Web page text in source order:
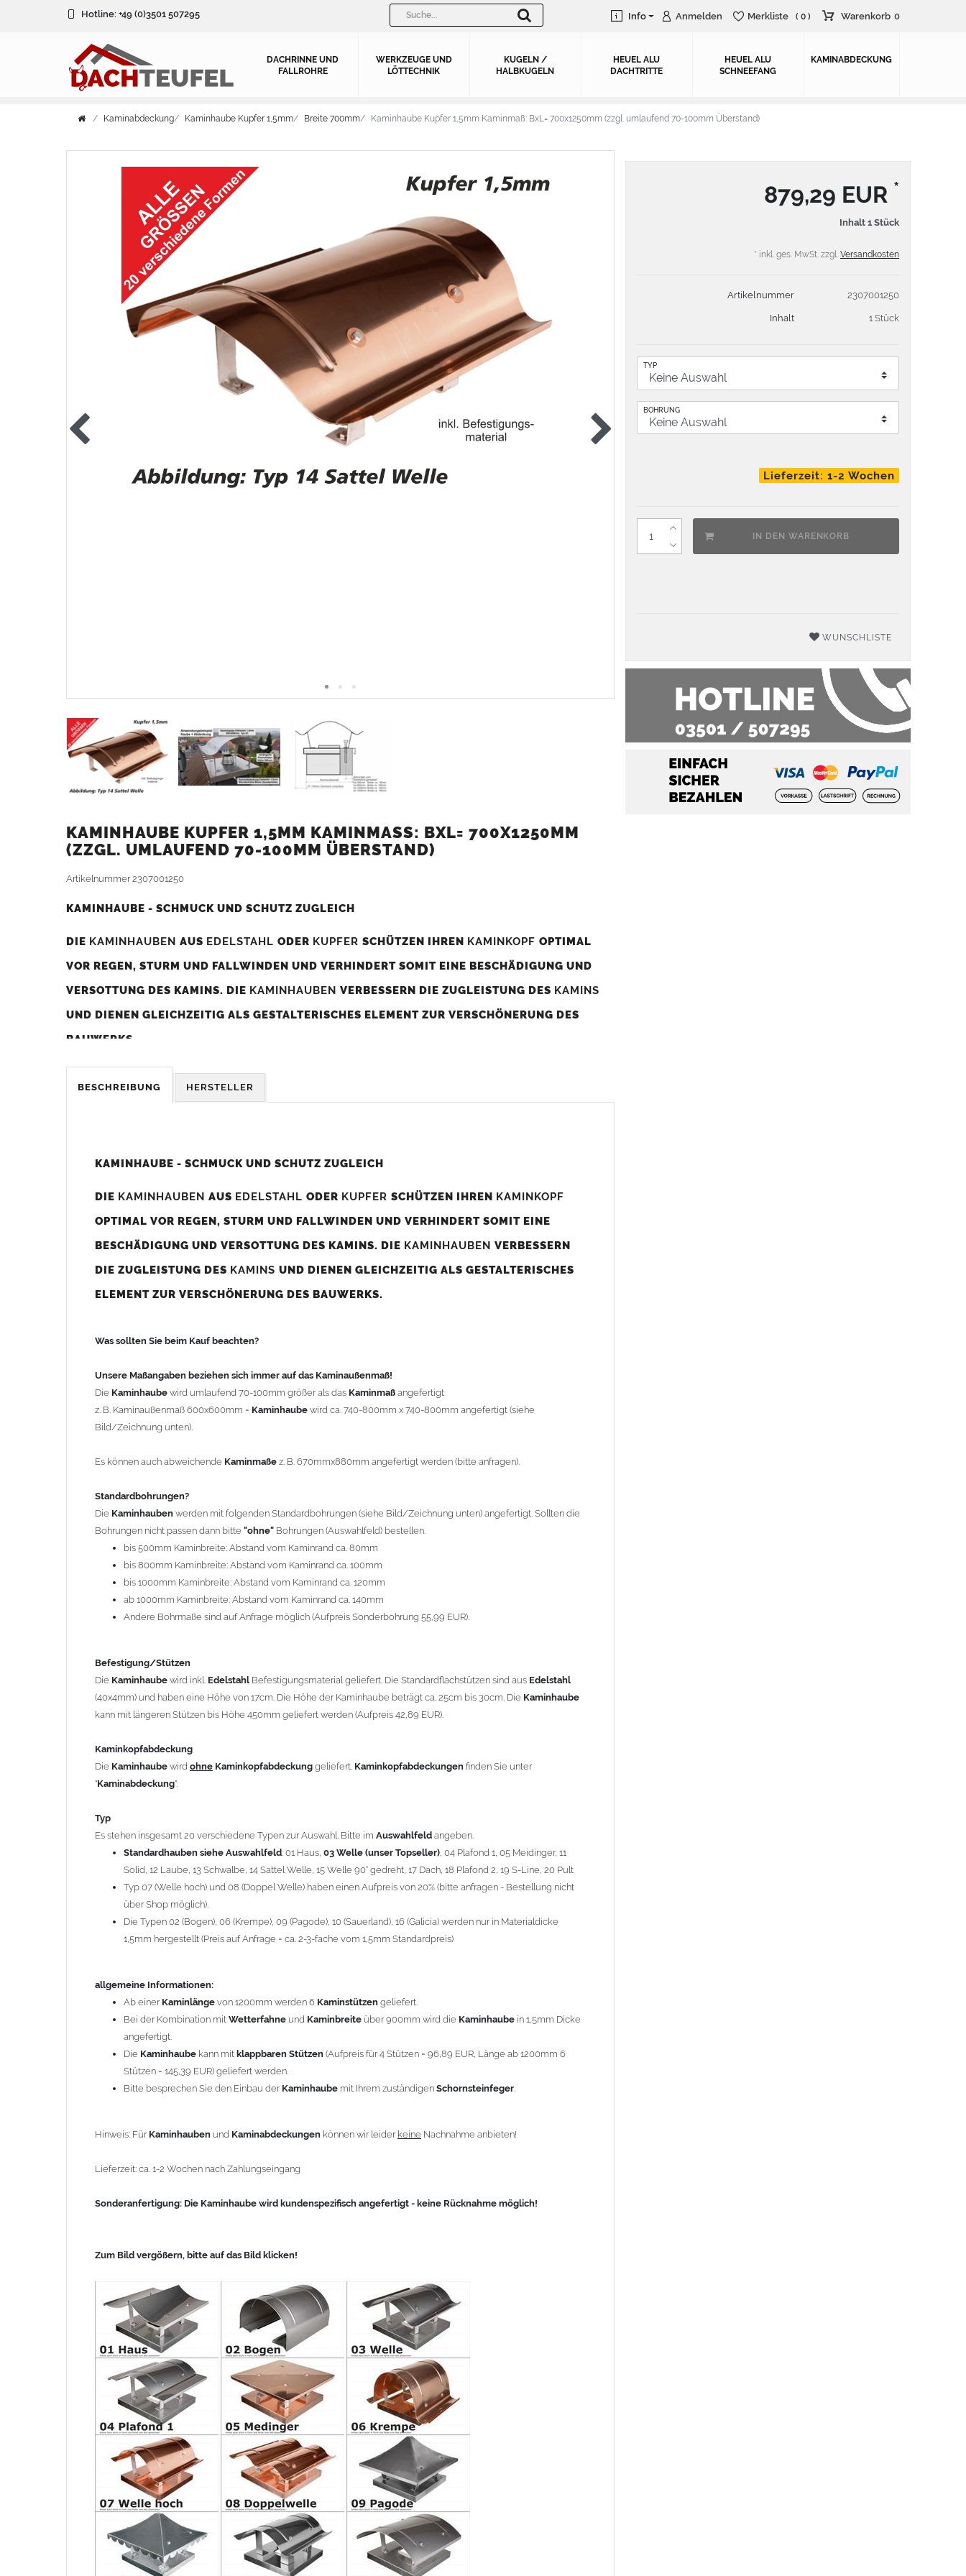
Hotline: +49 (0)3501 507295 Info Anmelden Merkliste ( 0 ) Warenkorb 0
DACHRINNE UND
FALLROHRE
WERKZEUGE UND
LÖTTECHNIK
KUGELN /
HALBKUGELN
HEUEL ALU
DACHTRITTE
HEUEL ALU
SCHNEEFANG
KAMINABDECKUNG
Kaminabdeckung Kaminhaube Kupfer 1,5mm Breite 700mm Kaminhaube Kupfer 1,5mm Kaminmaß: BxL= 700x1250mm (zzgl. umlaufend 70-100mm Überstand)
879,29 EUR *
Inhalt 1 Stück
* inkl. ges. MwSt. zzgl. Versandkosten
Artikelnummer 2307001250
Inhalt 1 Stück
TYP
BOHRUNG
Lieferzeit: 1-2 Wochen
IN DEN WARENKORB
WUNSCHLISTE
KAMINHAUBE KUPFER 1,5MM KAMINMASS: BXL= 700X1250MM (
ZZGL. UMLAUFEND 70-100MM ÜBERSTAND)
Artikelnummer2307001250
KAMINHAUBE - SCHMUCK UND SCHUTZ ZUGLEICH
DIE KAMINHAUBEN AUS EDELSTAHL ODER KUPFER SCHÜTZEN IHREN KAMINKOPF OPTIMAL
VOR REGEN, STURM UND FALLWINDEN UND VERHINDERT SOMIT EINE BESCHÄDIGUNG UND
VERSOTTUNG DES KAMINS. DIE KAMINHAUBEN VERBESSERN DIE ZUGLEISTUNG DES KAMINS
UND DIENEN GLEICHZEITIG ALS GESTALTERISCHES ELEMENT ZUR VERSCHÖNERUNG DES
BAUWERKS.
Was sollten Sie beim Kauf beachten?
Standardbohrungen?
Bohrungen nicht passen dann bitte"ohne"Bohrungen (Auswahlfeld) bestellen.
bis 500mm Kaminbreite: Abstand vom Kaminrand ca. 80mm
ab 1000mm Kaminbreite: Abstand vom Kaminrand ca. 140mm
Befestigung/Stützen
Kaminhaubewird inkl.Edelstahl
kann mit längeren Stützen bis Höhe 450mm geliefert werden (Aufpreis 42,89 EUR).
Kaminkopfabdeckung
Kaminhaubewirdohne Kaminkopfabdeckunggeliefert.Kaminkopfabdeckungenfinden Sie unter
Kaminabdeckung".
Es stehen insgesamt 20 verschiedene Typen zur Auswahl. Bitte imAuswahlfeld
Standardhauben siehe Auswahlfeld: 01 Haus,03 Welle (unser Topseller)
12 Laube, 13 Schwalbe, 14 Sattel Welle, 15 Welle 90° gedreht, 17 Dach, 18 Plafond 2, 19 S-Line, 20 Pult
Die Typen 02 (Bogen), 06 (Krempe), 09 (Pagode), 10 (Sauerland), 16 (Galicia) werden nur in Materialdicke 1,5mm
hergestellt (Preis auf Anfrage = ca. 2-3-fache vom 1,5mm Standardpreis)
Ab einerKaminlänge
Bei der Kombination mitWetterfahneundKaminbreite über 900mm wird dieKaminhaubein 1,5mm Dicke
angefertigt.
= 145,39 EUR) geliefert werden.
Bitte besprechen Sie den Einbau derKaminhaubemit Ihrem zuständigenSchornsteinfeger
Zum Bild vergößern, bitte auf das Bild klicken!
BESCHREIBUNG HERSTELLER
KAMINHAUBE - SCHMUCK UND SCHUTZ ZUGLEICH
DIE KAMINHAUBEN AUS EDELSTAHL ODER KUPFER SCHÜTZEN IHREN KAMINKOPF
OPTIMAL VOR REGEN, STURM UND FALLWINDEN UND VERHINDERT SOMIT EINE
BESCHÄDIGUNG UND VERSOTTUNG DES KAMINS. DIE KAMINHAUBEN VERBESSERN
DIE ZUGLEISTUNG DES KAMINS UND DIENEN GLEICHZEITIG ALS GESTALTERISCHES
ELEMENT ZUR VERSCHÖNERUNG DES BAUWERKS.
Was sollten Sie beim Kauf beachten?
Unsere Maßangaben beziehen sich immer auf das Kaminaußenmaß!
Die Kaminhaube wird umlaufend 70-100mm größer als das Kaminmaß angefertigt
z. B. Kaminaußenmaß 600x600mm = Kaminhaube wird ca. 740-800mm x 740-800mm angefertigt (siehe
Bild/Zeichnung unten).
Es können auch abweichende Kaminmaße z. B. 670mmx880mm angefertigt werden (bitte anfragen).
Standardbohrungen?
Die Kaminhauben werden mit folgenden Standardbohrungen (siehe Bild/Zeichnung unten) angefertigt. Sollten die
Bohrungen nicht passen dann bitte "ohne" Bohrungen (Auswahlfeld) bestellen.
bis 500mm Kaminbreite: Abstand vom Kaminrand ca. 80mm
bis 800mm Kaminbreite: Abstand vom Kaminrand ca. 100mm
bis 1000mm Kaminbreite: Abstand vom Kaminrand ca. 120mm
ab 1000mm Kaminbreite: Abstand vom Kaminrand ca. 140mm
Andere Bohrmaße sind auf Anfrage möglich (Aufpreis Sonderbohrung 55,99 EUR).
Befestigung/Stützen
Die Kaminhaube wird inkl. Edelstahl Befestigungsmaterial geliefert. Die Standardflachstützen sind aus Edelstahl
(40x4mm) und haben eine Höhe von 17cm. Die Höhe der Kaminhaube beträgt ca. 25cm bis 30cm. Die Kaminhaube
kann mit längeren Stützen bis Höhe 450mm geliefert werden (Aufpreis 42,89 EUR).
Kaminkopfabdeckung
Die Kaminhaube wird ohne Kaminkopfabdeckung geliefert. Kaminkopfabdeckungen finden Sie unter
"Kaminabdeckung".
Typ
Es stehen insgesamt 20 verschiedene Typen zur Auswahl. Bitte im Auswahlfeld angeben.
Standardhauben siehe Auswahlfeld: 01 Haus, 03 Welle (unser Topseller) , 04 Plafond 1, 05 Meidinger, 11
Solid, 12 Laube, 13 Schwalbe, 14 Sattel Welle, 15 Welle 90° gedreht, 17 Dach, 18 Plafond 2, 19 S-Line, 20 Pult
Typ 07 (Welle hoch) und 08 (Doppel Welle) haben einen Aufpreis von 20% (bitte anfragen - Bestellung nicht
über Shop möglich).
Die Typen 02 (Bogen), 06 (Krempe), 09 (Pagode), 10 (Sauerland), 16 (Galicia) werden nur in Materialdicke
1,5mm hergestellt (Preis auf Anfrage = ca. 2-3-fache vom 1,5mm Standardpreis)
allgemeine Informationen:
Ab einer Kaminlänge von 1200mm werden 6 Kaminstützen geliefert.
Bei der Kombination mit Wetterfahne und Kaminbreite über 900mm wird die Kaminhaube in 1,5mm Dicke
angefertigt.
Die Kaminhaube kann mit klappbaren Stützen (Aufpreis für 4 Stützen = 96,89 EUR, Länge ab 1200mm 6
Stützen = 145,39 EUR) geliefert werden.
Bitte besprechen Sie den Einbau der Kaminhaube mit Ihrem zuständigen Schornsteinfeger
Hinweis: Für Kaminhauben und Kaminabdeckungen können wir leider keine Nachnahme anbieten!
Lieferzeit: ca. 1-2 Wochen nach Zahlungseingang
Sonderanfertigung: Die Kaminhaube wird kundenspezifisch angefertigt - keine Rücknahme möglich!
Zum Bild vergößern, bitte auf das Bild klicken!